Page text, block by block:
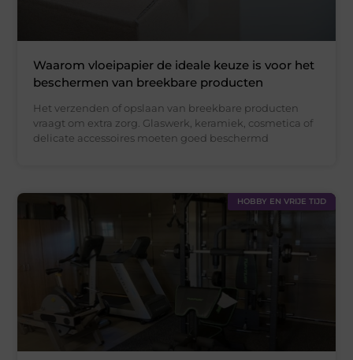
Waarom vloeipapier de ideale keuze is voor het
beschermen van breekbare producten
Het verzenden of opslaan van breekbare producten
vraagt om extra zorg. Glaswerk, keramiek, cosmetica of
delicate accessoires moeten goed beschermd
HOBBY EN VRIJE TIJD